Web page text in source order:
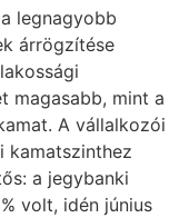
legnagyobb
árrögzítése
magasabb, mint a
A vállalkozói
kamatszinthez
a jegybanki
volt, idén június